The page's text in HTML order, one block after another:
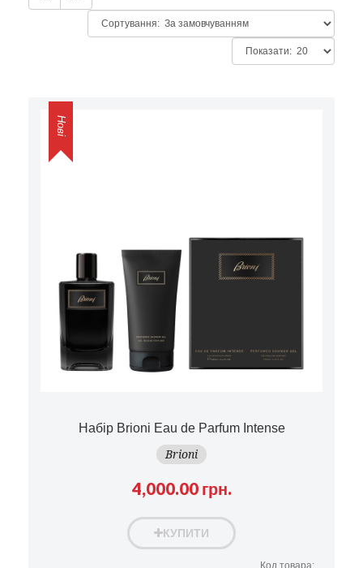
Нові
Набір Brioni Eau de Parfum Intense
Brioni
4,000.00 грн.
КУПИТИ